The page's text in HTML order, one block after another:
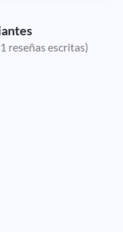
reseñas escritas)